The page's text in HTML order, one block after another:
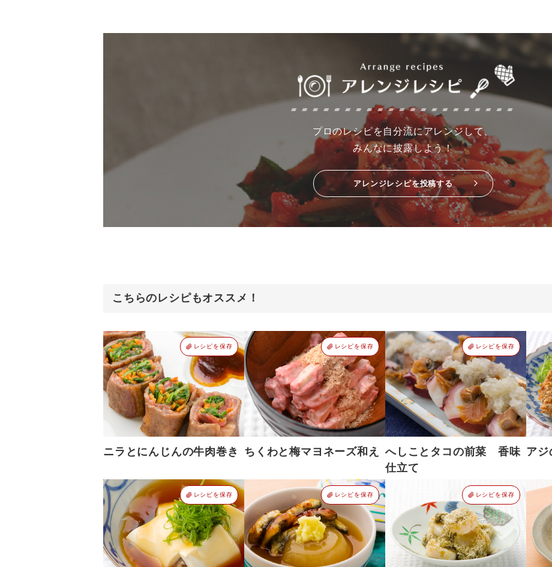
プロのレシピを自分流にアレンジして、
みんなに披露しよう！
アレンジレシピを投稿する
こちらのレシピもオススメ！
レシピを保存
ニラとにんじんの牛肉巻き
レシピを保存
ちくわと梅マヨネーズ和え
レシピを保存
へしことタコの前菜 香味
仕立て
アジ
レシピを保存 レシピを保存 レシピを保存